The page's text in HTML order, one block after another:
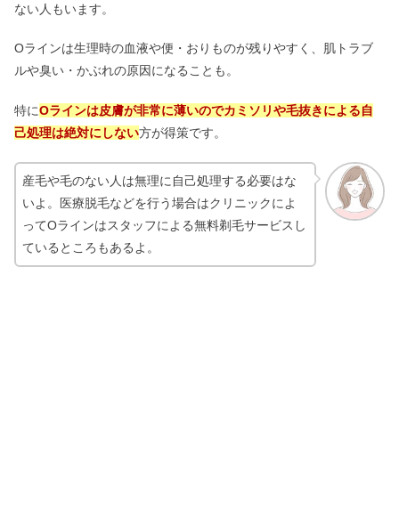
ない人もいます。
Oラインは生理時の血液や便・おりものが残りやすく、肌トラブ
ルや臭い・かぶれの原因になることも。
特にOラインは皮膚が非常に薄いのでカミソリや毛抜きによる自
己処理は絶対にしない方が得策です。
産毛や毛のない人は無理に自己処理する必要はな
いよ。医療脱毛などを行う場合はクリニックによ
ってOラインはスタッフによる無料剃毛サービスし
ているところもあるよ。